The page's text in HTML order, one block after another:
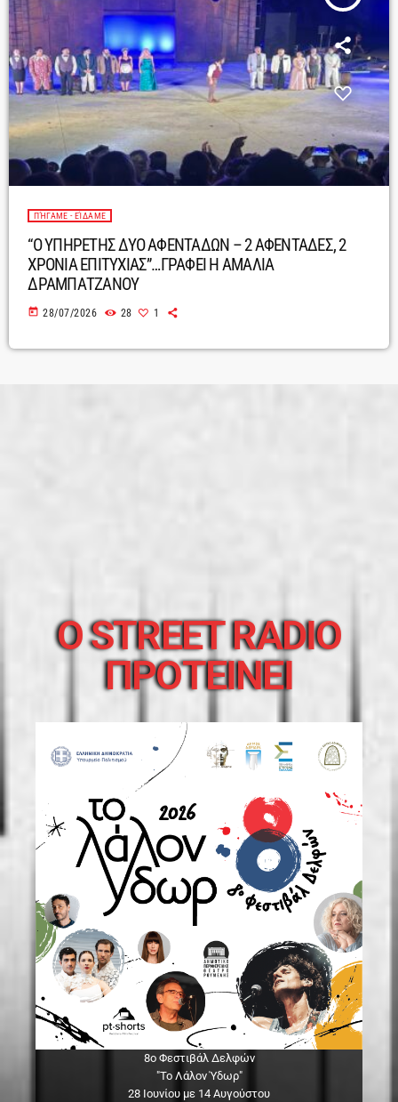
ΠΉΓΑΜΕ - ΕΊΔΑΜΕ
“O ΥΠΗΡΕΤΗΣ ΔΥΟ ΑΦΕΝΤΑΔΩΝ – 2 ΑΦΕΝΤΑΔΕΣ, 2
ΧΡΟΝΙΑ ΕΠΙΤΥΧΙΑΣ”…ΓΡΑΦΕΙ Η ΑΜΑΛΙΑ
ΔΡΑΜΠΑΤΖΑΝΟΥ
today 28/07/2026 28 1
O STREET RADIO
ΠΡΟΤΕΙΝΕΙ
8ο Φεστιβάλ Δελφών
"Το Λάλον Ύδωρ"
28 Ιουνίου με 14 Αυγούστου